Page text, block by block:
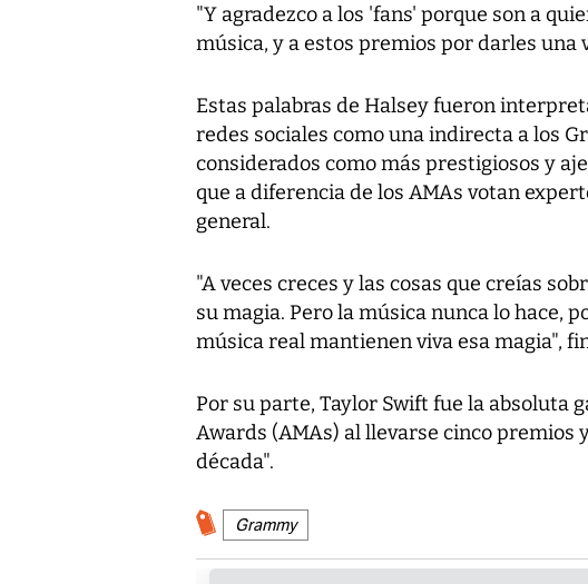
"Y agradezco a los 'fans' porque son a
música, y a estos premios por darles una
Estas palabras de Halsey fueron
redes sociales como una indirecta a los
considerados como más prestigiosos y
que a diferencia de los AMAs votan
general.
"A veces creces y las cosas que creías
su magia. Pero la música nunca lo hace,
música real mantienen viva esa magia",
Por su parte, Taylor Swift fue la absoluta
Awards (AMAs) al llevarse cinco premios
década".
Grammy